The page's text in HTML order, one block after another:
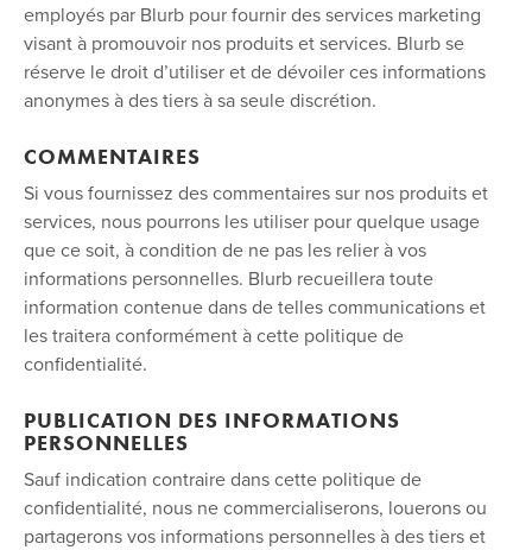
employés par Blurb pour fournir des services marketing
visant à promouvoir nos produits et services. Blurb se
réserve le droit d’utiliser et de dévoiler ces informations
anonymes à des tiers à sa seule discrétion.
COMMENTAIRES
Si vous fournissez des commentaires sur nos produits et
services, nous pourrons les utiliser pour quelque usage
que ce soit, à condition de ne pas les relier à vos
informations personnelles. Blurb recueillera toute
information contenue dans de telles communications et
les traitera conformément à cette politique de
confidentialité.
PUBLICATION DES INFORMATIONS
PERSONNELLES
Sauf indication contraire dans cette politique de
confidentialité, nous ne commercialiserons, louerons ou
partagerons vos informations personnelles à des tiers et